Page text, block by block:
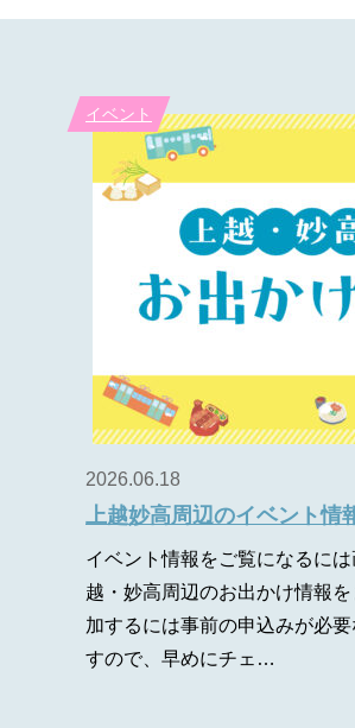
イベント
2026.06.18
上越妙高周辺のイベント情
イベント情報をご覧になるに
越・妙高周辺のお出かけ情報
加するには事前の申込みが必
すので、早めにチェ…